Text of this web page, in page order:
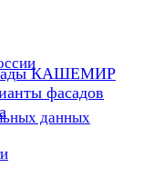
данных
КАШЕМИР
фасадов